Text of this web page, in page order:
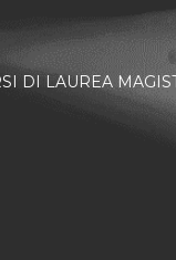
DI LAUREA